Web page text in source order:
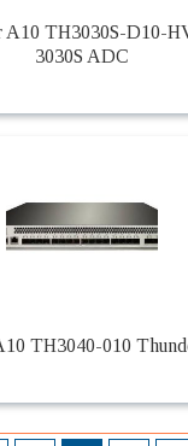
A10 TH3030S-D10-
3030S ADC
TH3040-010